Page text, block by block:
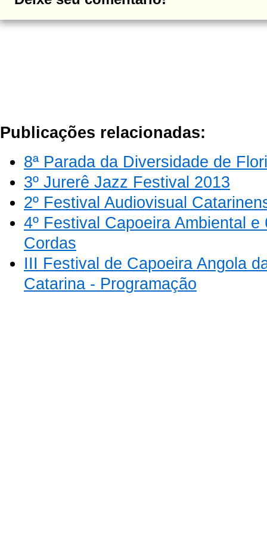
Publicações relacionadas:
8ª Parada da Diversidade de
3º Jurerê Jazz Festival 2013
2º Festival Audiovisual
4º Festival Capoeira Ambiental e
Cordas
III Festival de Capoeira Angola
Catarina - Programação